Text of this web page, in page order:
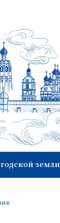
земли